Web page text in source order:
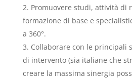
Promuovere studi, attività di
formazione di base e
a 360°.
Collaborare con le principali
di intervento (sia italiane che
creare la massima sinergia